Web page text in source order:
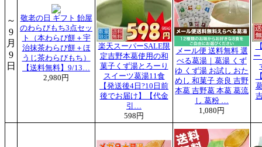
～
9
月
9
日
敬老の日 ギフト 飴屋
のわらびもち3点セッ
ト（本わらび餅＋宇
治抹茶わらび餅＋ほ
うじ茶わらびもち）
【送料無料】9/13…
2,980円
楽天スーパーSALE限
定吉野本葛使用の和
菓子くず湯とろーり
スイーツ葛湯11食
【発送後4日?10日前
後でお届け】【代金
引…
598円
メール便 送料無料 選
べる葛湯｜葛湯 くず
ゆ くず湯 お試し おた
めし 和菓子 奈良 吉野
本葛 吉野葛 本葛 葛流
し 葛粉 …
1,080円